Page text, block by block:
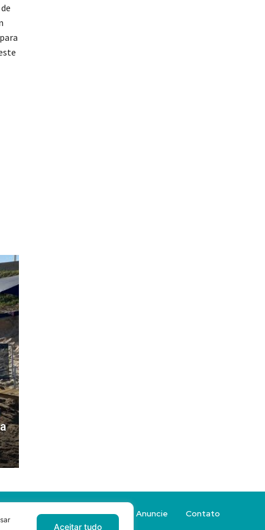
Aceitar tudo
Sobre a Revista Sacada Anuncie Contato